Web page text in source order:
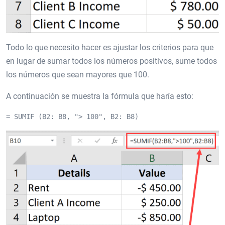
Todo lo que necesito hacer es ajustar los criterios para que
en lugar de sumar todos los números positivos, sume todos
los números que sean mayores que 100.
A continuación se muestra la fórmula que haría esto:
= SUMIF (B2: B8, "> 100", B2: B8)